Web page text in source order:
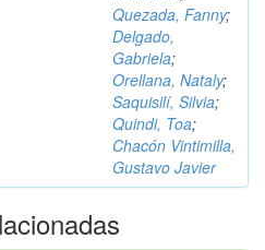
Quezada, Fanny;
Delgado,
Gabriela;
Orellana, Nataly;
Saquisilí, Silvia;
Quindi, Toa;
Chacón Vintimilla,
Gustavo Javier